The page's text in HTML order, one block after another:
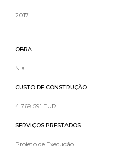
2017
OBRA
N.a.
CUSTO DE CONSTRUÇÃO
4 769 591 EUR
SERVIÇOS PRESTADOS
Projeto de Execução